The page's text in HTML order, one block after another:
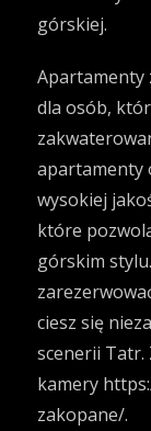
górskiej.
Apartamenty
dla osób,
apartamenty
wysokiej
które
górskim
ciesz się
scenerii
kamery
zakopane/.